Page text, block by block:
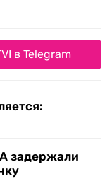
в Telegram
задержали